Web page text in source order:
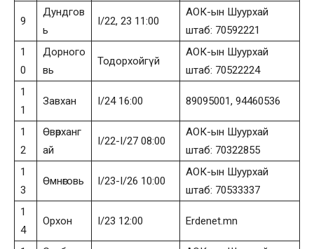
9
Дундгов
ь
I/22, 23 11:00
АОК-ын Шуурхай
штаб: 70592221
1
0
Дорного
вь
Тодорхойгүй
АОК-ын Шуурхай
штаб: 70522224
1
1
Завхан I/24 16:00 89095001, 94460536
1
2
Өвөрханг
ай
I/22-I/27 08:00
АОК-ын Шуурхай
штаб: 70322855
1
3
Өмнөговь I/23-I/26 10:00
АОК-ын Шуурхай
штаб: 70533337
1
4
Орхон I/23 12:00 Erdenet.mn